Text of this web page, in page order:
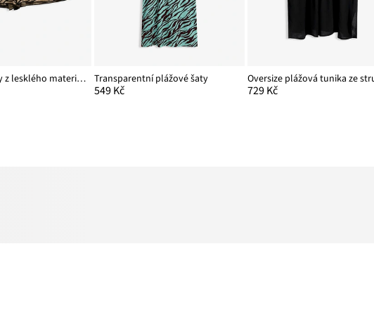
Plážové šortky z lesklého materiálu Transparentní plážové šaty
549 Kč 729 Kč